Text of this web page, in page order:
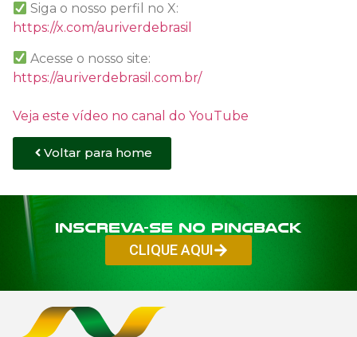
Siga o nosso perfil no X:
https://x.com/auriverdebrasil
Acesse o nosso site:
https://auriverdebrasil.com.br/
Veja este vídeo no canal do YouTube
Voltar para home
Inscreva-se no PINGBACK
CLIQUE AQUI